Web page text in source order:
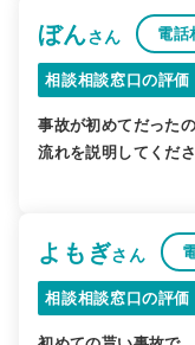
ぼんさん 電話
相談相談窓口の評価
事故が初めてだった
流れを説明してくだ
よもぎさん
相談相談窓口の評価